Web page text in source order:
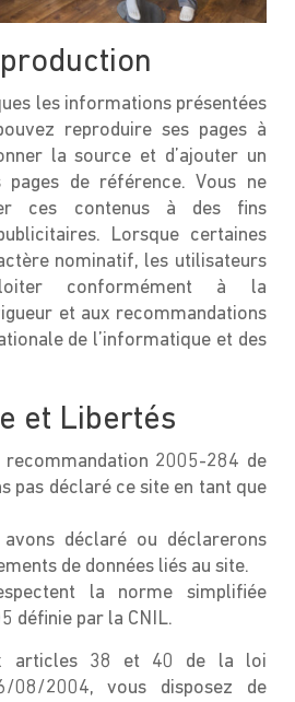
les informations présentées
reproduire ses pages à
la source et d’ajouter un
de référence. Vous ne
ces contenus à des fins
Lorsque certaines
nominatif, les utilisateurs
conformément à la
et aux recommandations
de l’informatique et des
et Libertés
2005-284 de
pas déclaré ce site en tant que
avons déclaré ou déclarerons
de données liés au site.
la norme simplifiée
définie par la CNIL.
articles 38 et 40 de la loi
08/2004, vous disposez de